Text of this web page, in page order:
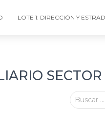
LOTE 1: DIRECCIÓN Y
Buscar …